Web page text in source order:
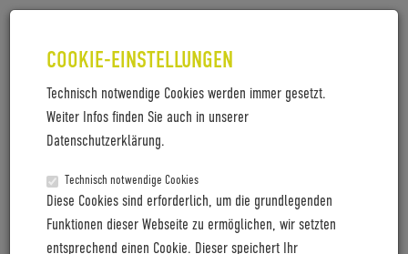
COOKIE-EINSTELLUNGEN
Technisch notwendige Cookies werden immer gesetzt.
Weiter Infos finden Sie auch in unserer
Datenschutzerklärung.
Technisch notwendige Cookies
Diese Cookies sind erforderlich, um die grundlegenden
Funktionen dieser Webseite zu ermöglichen, wir setzten
entsprechend einen Cookie. Dieser speichert Ihr
PM_LABCAMPUS_VERGABE_2019